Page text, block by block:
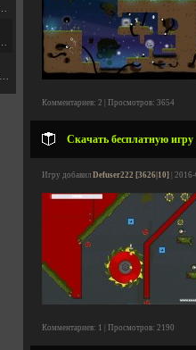
Комментариев: 2 | Просмотров: 3654
Скачать бесплатную
Игру добавил Defuser222 [3626|10] |
Комментариев: 1 | Просмотров: 2190